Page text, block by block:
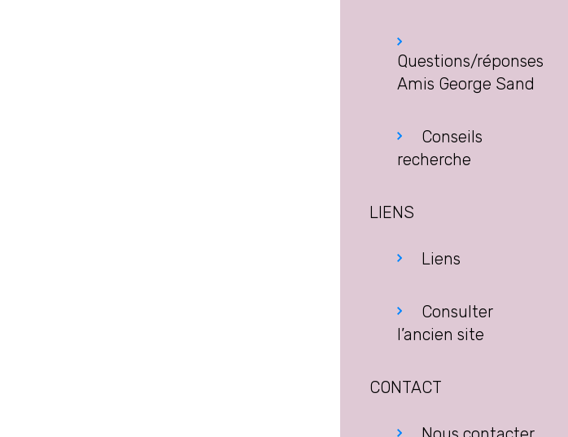
Questions/réponses
Amis George Sand
Conseils
recherche
LIENS
Liens
Consulter
l’ancien site
CONTACT